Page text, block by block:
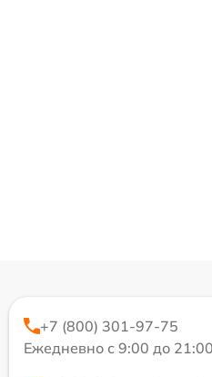
+7 (800) 301-97-75
Ежедневно с 9:00 до 21:00